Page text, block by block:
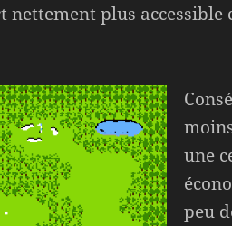
plus accessible
une
peu